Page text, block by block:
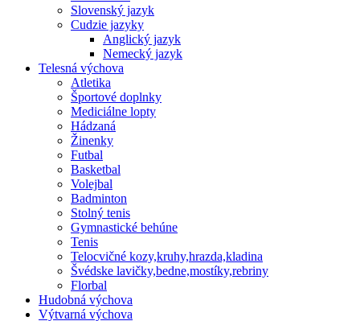
Slovenský jazyk
Cudzie jazyky
Anglický jazyk
Nemecký jazyk
Telesná výchova
Atletika
Športové doplnky
Mediciálne lopty
Hádzaná
Žinenky
Futbal
Basketbal
Volejbal
Badminton
Stolný tenis
Gymnastické behúne
Tenis
Telocvičné kozy,kruhy,hrazda,kladina
Švédske lavičky,bedne,mostíky,rebriny
Florbal
Hudobná výchova
Výtvarná výchova